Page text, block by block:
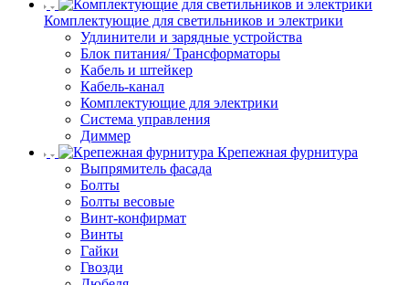
Комплектующие для светильников и электрики
Удлинители и зарядные устройства
Блок питания/ Трансформаторы
Кабель и штейкер
Кабель-канал
Комплектующие для электрики
Система управления
Диммер
Крепежная фурнитура
Выпрямитель фасада
Болты
Болты весовые
Винт-конфирмат
Винты
Гайки
Гвозди